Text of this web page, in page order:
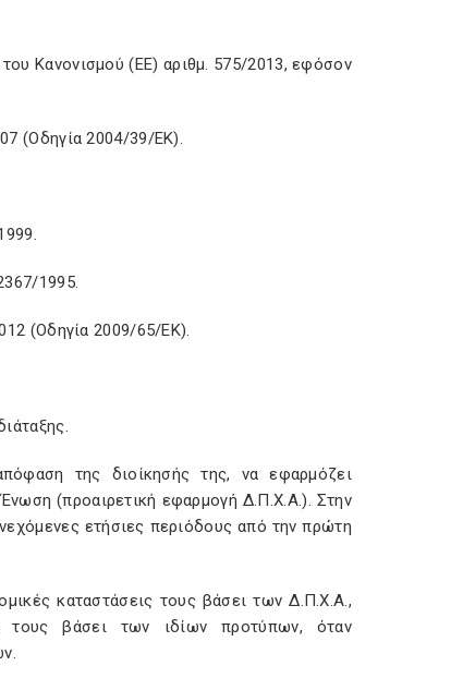
Κανονισμού (ΕΕ) αριθμ. 575/2013, εφόσον
(Οδηγία 2004/39/ΕΚ).
1995.
(Οδηγία 2009/65/ΕΚ).
της διοίκησής της, να εφαρμόζει
(προαιρετική εφαρμογή Δ.Π.Χ.Α.). Στην
ετήσιες περιόδους από την πρώτη
καταστάσεις τους βάσει των Δ.Π.Χ.Α.,
τους βάσει των ιδίων προτύπων, όταν